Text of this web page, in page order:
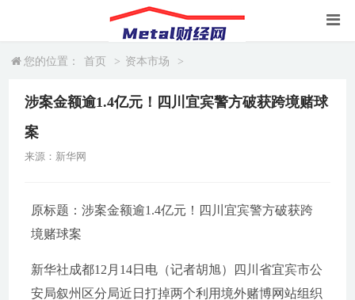
您的位置： 首页 > 资本市场 >
涉案金额逾1.4亿元！四川宜宾警方破获跨境赌球
案
来源：新华网
原标题：涉案金额逾1.4亿元！四川宜宾警方破获跨
境赌球案
新华社成都12月14日电（记者胡旭）四川省宜宾市公
安局叙州区分局近日打掉两个利用境外赌博网站组织